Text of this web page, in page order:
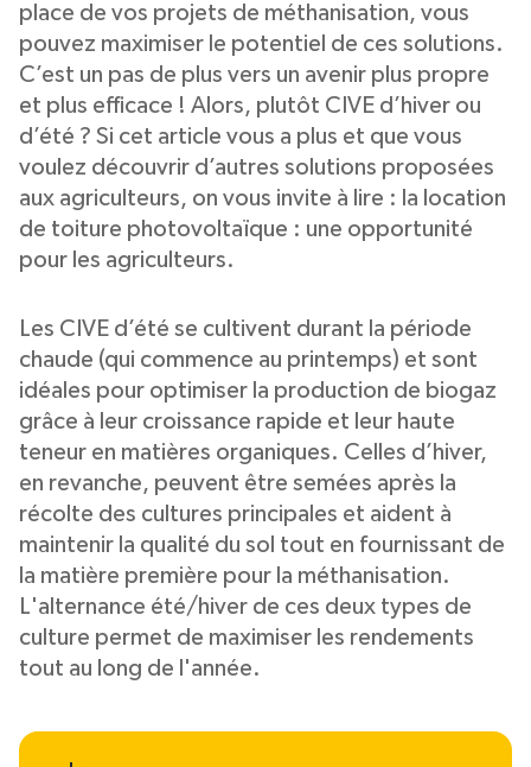
place de vos projets de méthanisation, vous
pouvez maximiser le potentiel de ces solutions.
C’est un pas de plus vers un avenir plus propre
et plus efficace ! Alors, plutôt CIVE d’hiver ou
d’été ? Si cet article vous a plus et que vous
voulez découvrir d’autres solutions proposées
aux agriculteurs, on vous invite à lire : la location
de toiture photovoltaïque : une opportunité
pour les agriculteurs.
Les CIVE d’été se cultivent durant la période
chaude (qui commence au printemps) et sont
idéales pour optimiser la production de biogaz
grâce à leur croissance rapide et leur haute
teneur en matières organiques. Celles d’hiver,
en revanche, peuvent être semées après la
récolte des cultures principales et aident à
maintenir la qualité du sol tout en fournissant de
la matière première pour la méthanisation.
L'alternance été/hiver de ces deux types de
culture permet de maximiser les rendements
tout au long de l'année.